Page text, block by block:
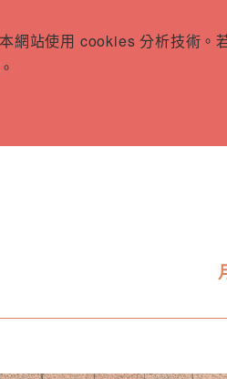
網站使用 cookies 分析技術
。